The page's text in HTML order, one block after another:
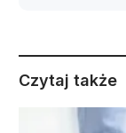
Czytaj także